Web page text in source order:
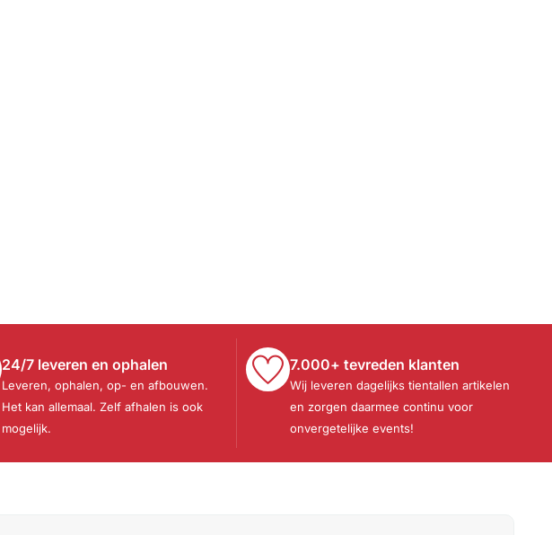
24/7 leveren en ophalen
Leveren, ophalen, op- en afbouwen.
Het kan allemaal. Zelf afhalen is ook
mogelijk.
7.000+ tevreden klanten
Wij leveren dagelijks tientallen artikelen
en zorgen daarmee continu voor
onvergetelijke events!